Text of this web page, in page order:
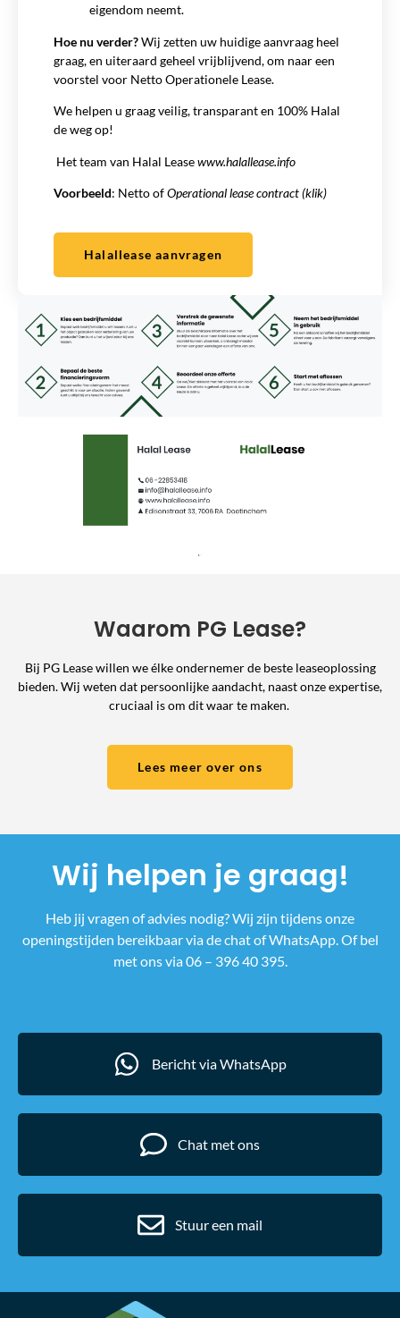
eigendom neemt.
Hoe nu verder?Wij zetten uw huidige aanvraag heel
graag, en uiteraard geheel vrijblijvend, om naar een
voorstel voor Netto Operationele Lease.
We helpen u graag veilig, transparant en 100% Halal
de weg op!
Het team van Halal Leasewww.halallease.info
Voorbeeld: Netto ofOperational lease contract (klik)
Halallease aanvragen
Waarom PG Lease?
Bij PG Lease willen we élke ondernemer de beste leaseoplossing
bieden. Wij weten dat persoonlijke aandacht, naast onze expertise,
cruciaal is om dit waar te maken.
Lees meer over ons
Wij helpen je graag!
Heb jij vragen of advies nodig? Wij zijn tijdens onze
openingstijden bereikbaar via de chat of WhatsApp. Of bel
met ons via 06 – 396 40 395.
Bericht via WhatsApp
Chat met ons
Stuur een mail